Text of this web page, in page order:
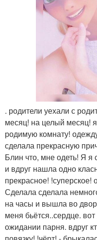
. родители уехали с
месяц! на целый месяц!
родимую комнату!
сделала прекрасную
Блин что, мне одеть! Я я
и вдруг нашла одно
прекрасное! !суперское!
Сделала сделала
на часы и вышла во
меня бьётся..сердце.
ожидании парня. вдруг